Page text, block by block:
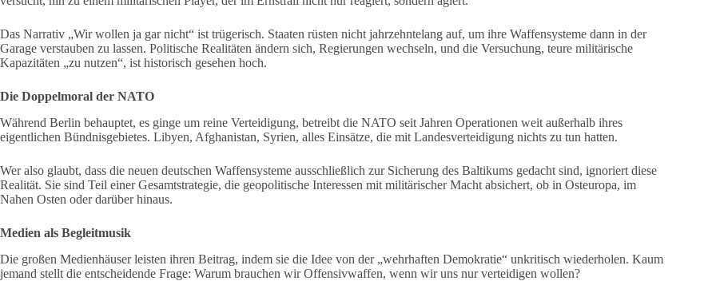
Das Narrativ „Wir wollen ja gar nicht“ ist trügerisch. Staaten rüsten nicht jahrzehntelang auf, um ihre Waffensysteme dann in der
Garage verstauben zu lassen. Politische Realitäten ändern sich, Regierungen wechseln, und die Versuchung, teure militärische
Kapazitäten „zu nutzen“, ist historisch gesehen hoch.
Die Doppelmoral der NATO
Während Berlin behauptet, es ginge um reine Verteidigung, betreibt die NATO seit Jahren Operationen weit außerhalb ihres
eigentlichen Bündnisgebietes. Libyen, Afghanistan, Syrien, alles Einsätze, die mit Landesverteidigung nichts zu tun hatten.
Wer also glaubt, dass die neuen deutschen Waffensysteme ausschließlich zur Sicherung des Baltikums gedacht sind, ignoriert diese
Realität. Sie sind Teil einer Gesamtstrategie, die geopolitische Interessen mit militärischer Macht absichert, ob in Osteuropa, im
Nahen Osten oder darüber hinaus.
Medien als Begleitmusik
Die großen Medienhäuser leisten ihren Beitrag, indem sie die Idee von der „wehrhaften Demokratie“ unkritisch wiederholen. Kaum
jemand stellt die entscheidende Frage: Warum brauchen wir Offensivwaffen, wenn wir uns nur verteidigen wollen?